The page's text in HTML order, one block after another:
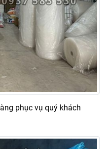
phục vụ quý khách